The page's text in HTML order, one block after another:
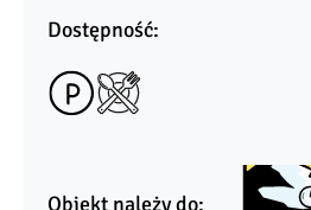
Dostępność:
Obiekt należy do: